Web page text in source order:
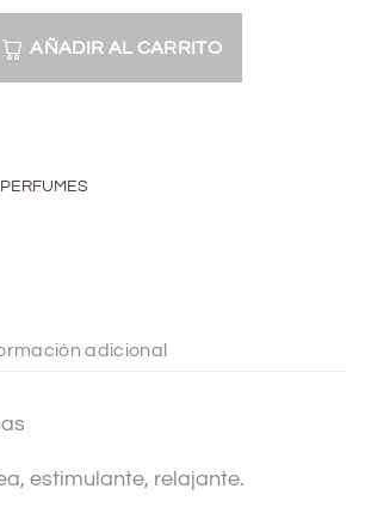
AÑADIR AL CARRITO
PERFUMES
adicional
estimulante, relajante.